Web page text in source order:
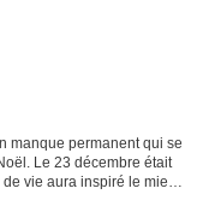
manque permanent qui se
Le 23 décembre était
vie aura inspiré le mien.